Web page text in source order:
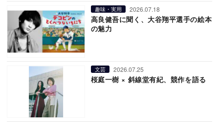
趣味・実用 2026.07.18
高良健吾に聞く、大谷翔平選手の絵本
の魅力
文芸 2026.07.25
桜庭一樹 × 斜線堂有紀、競作を語る